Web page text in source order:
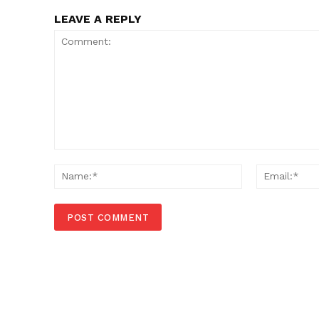
LEAVE A REPLY
Name:*